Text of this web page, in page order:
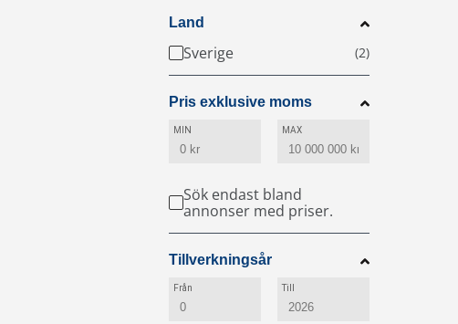
Land
Sverige
Pris exklusive moms
MIN MAX
Sök endast bland
annonser med priser.
Tillverkningsår
Från Till